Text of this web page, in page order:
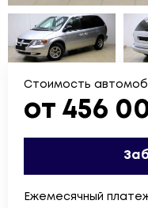
Стоимость
от 456
Ежемесячный